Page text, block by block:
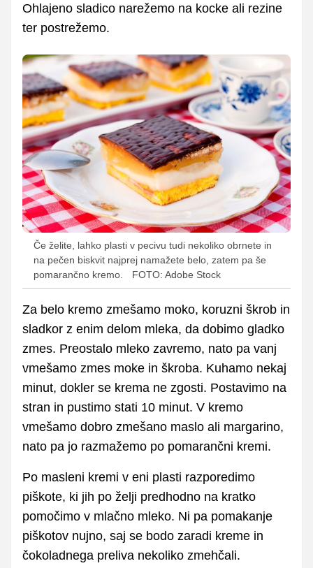
Ohlajeno sladico narežemo na kocke ali rezine
ter postrežemo.
Če želite, lahko plasti v pecivu tudi nekoliko obrnete in
na pečen biskvit najprej namažete belo, zatem pa še
pomarančno kremo.
FOTO: Adobe Stock
Za belo kremo zmešamo moko, koruzni škrob in
sladkor z enim delom mleka, da dobimo gladko
zmes. Preostalo mleko zavremo, nato pa vanj
vmešamo zmes moke in škroba. Kuhamo nekaj
minut, dokler se krema ne zgosti. Postavimo na
stran in pustimo stati 10 minut. V kremo
vmešamo dobro zmešano maslo ali margarino,
nato pa jo razmažemo po pomarančni kremi.
Po masleni kremi v eni plasti razporedimo
piškote, ki jih po želji predhodno na kratko
pomočimo v mlačno mleko. Ni pa pomakanje
piškotov nujno, saj se bodo zaradi kreme in
čokoladnega preliva nekoliko zmehčali.